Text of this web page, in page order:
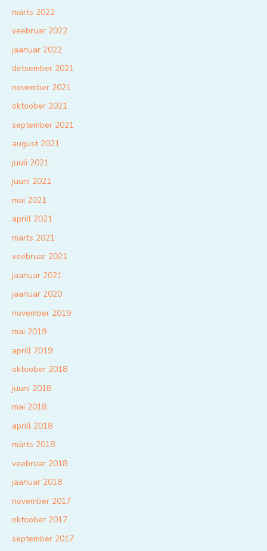
märts 2022
veebruar 2022
jaanuar 2022
detsember 2021
november 2021
oktoober 2021
september 2021
august 2021
juuli 2021
juuni 2021
mai 2021
aprill 2021
märts 2021
veebruar 2021
jaanuar 2021
jaanuar 2020
november 2019
mai 2019
aprill 2019
oktoober 2018
juuni 2018
mai 2018
aprill 2018
märts 2018
veebruar 2018
jaanuar 2018
november 2017
oktoober 2017
september 2017